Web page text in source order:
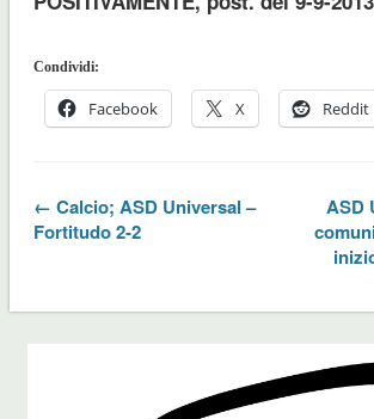
Condividi:
Facebook X Reddit
← Calcio; ASD Universal –
Fortitudo 2-2
ASD